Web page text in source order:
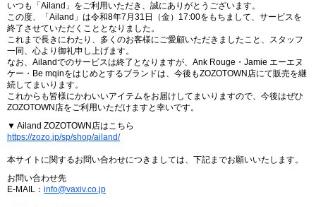
いつも「Ailand」をご利用いただき、誠にありがとうございます。
この度、「Ailand」は令和8年7月31日（金）17:00をもちまして、サービスを
終了させていただくこととなりました。
これまで長きにわたり、多くのお客様にご愛顧いただきましたこと、スタッフ
一同、心より御礼申し上げます。
なお、Ailandでのサービスは終了となりますが、Ank Rouge・Jamie エーエヌ
ケー・Be mqinをはじめとするブランドは、今後もZOZOTOWN店にて販売を継
続してまいります。
これからも皆様にかわいいアイテムをお届けしてまいりますので、今後はぜひ
ZOZOTOWN店をご利用いただけますと幸いです。
▼ Ailand ZOZOTOWN店はこちら
https://zozo.jp/sp/shop/ailand/
本サイトに関するお問い合わせにつきましては、下記までお願いいたします。
お問い合わせ先
E-MAIL： info@vaxiv.co.jp